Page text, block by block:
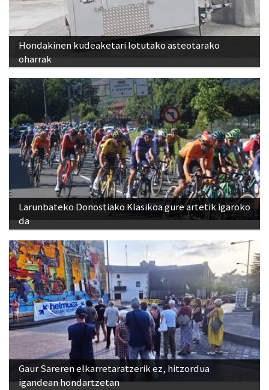
Hondakinen kudeaketari lotutako asteotarako
oharrak
Larunbateko Donostiako Klasikoa gure artetik igaroko
da
Gaur Sareren elkarretaratzerik ez, hitzordua
igandean hondartzetan